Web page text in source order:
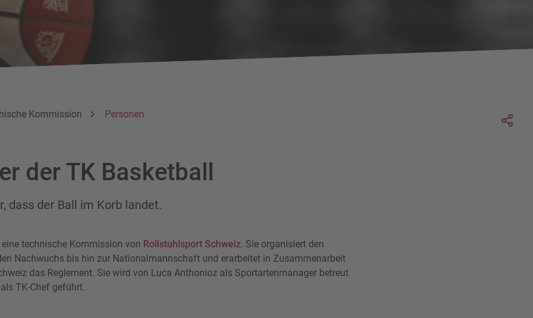
Kommission Personen
der TK Basketball
dass der Ball im Korb landet.
technische Kommission von Rollstuhlsport Schweiz. Sie organisiert den
Nachwuchs bis hin zur Nationalmannschaft und erarbeitet in Zusammenarbeit
das Reglement. Sie wird von Luca Anthonioz als Sportartenmanager betreut
TK-Chef geführt.